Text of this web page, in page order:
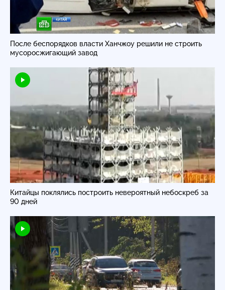
После беспорядков власти Ханчжоу решили не строить
мусоросжигающий завод
Китайцы поклялись построить невероятный небоскреб за
90 дней